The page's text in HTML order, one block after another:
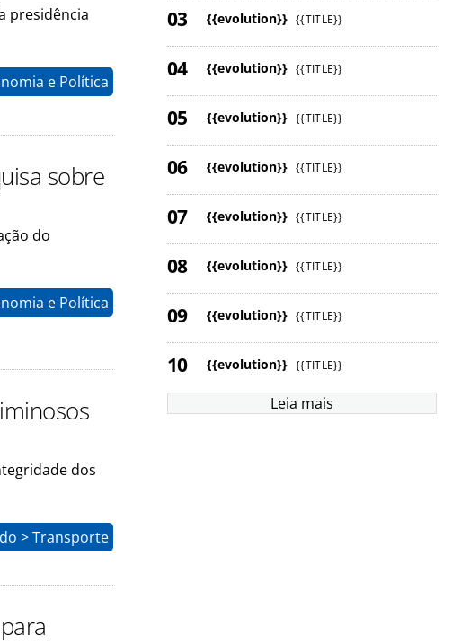
presidência
e Política
sobre
do
e Política
dos
> Transporte
{{evolution}} {{TITLE}}
{{evolution}} {{TITLE}}
{{evolution}} {{TITLE}}
{{evolution}} {{TITLE}}
{{evolution}} {{TITLE}}
{{evolution}} {{TITLE}}
{{evolution}} {{TITLE}}
{{evolution}} {{TITLE}}
Leia mais